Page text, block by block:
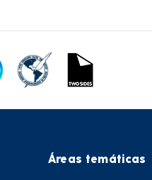
Áreas temáticas